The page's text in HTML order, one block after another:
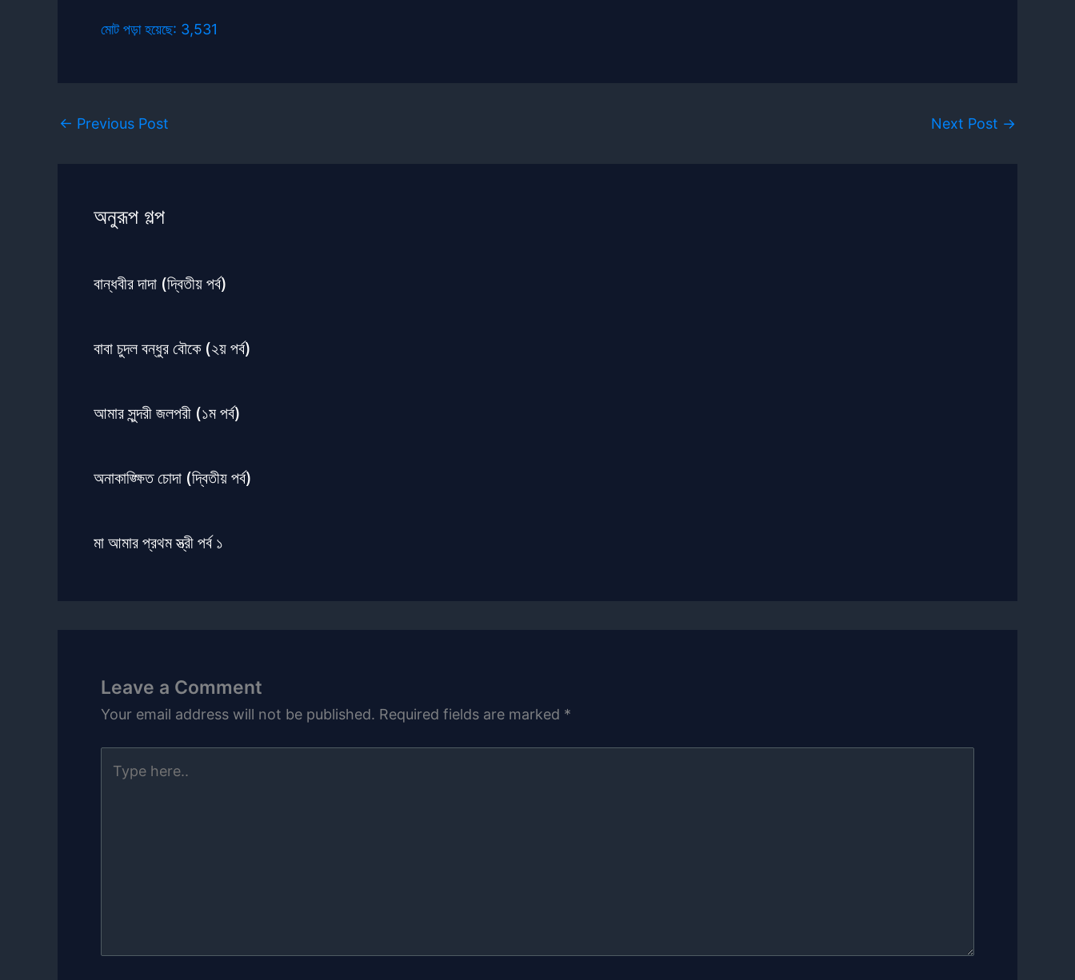
মোট পড়া হয়েছে: 3,531
← Previous Post Next Post →
অনুরূপ গল্প
বান্ধবীর দাদা (দ্বিতীয় পর্ব)
বাবা চুদল বন্ধুর বৌকে (২য় পর্ব)
আমার সুন্দরী জলপরী (১ম পর্ব)
অনাকাঙ্ক্ষিত চোদা (দ্বিতীয় পর্ব)
মা আমার প্রথম স্ত্রী পর্ব ১
Leave a Comment
Your email address will not be published. Required fields are marked *
here..